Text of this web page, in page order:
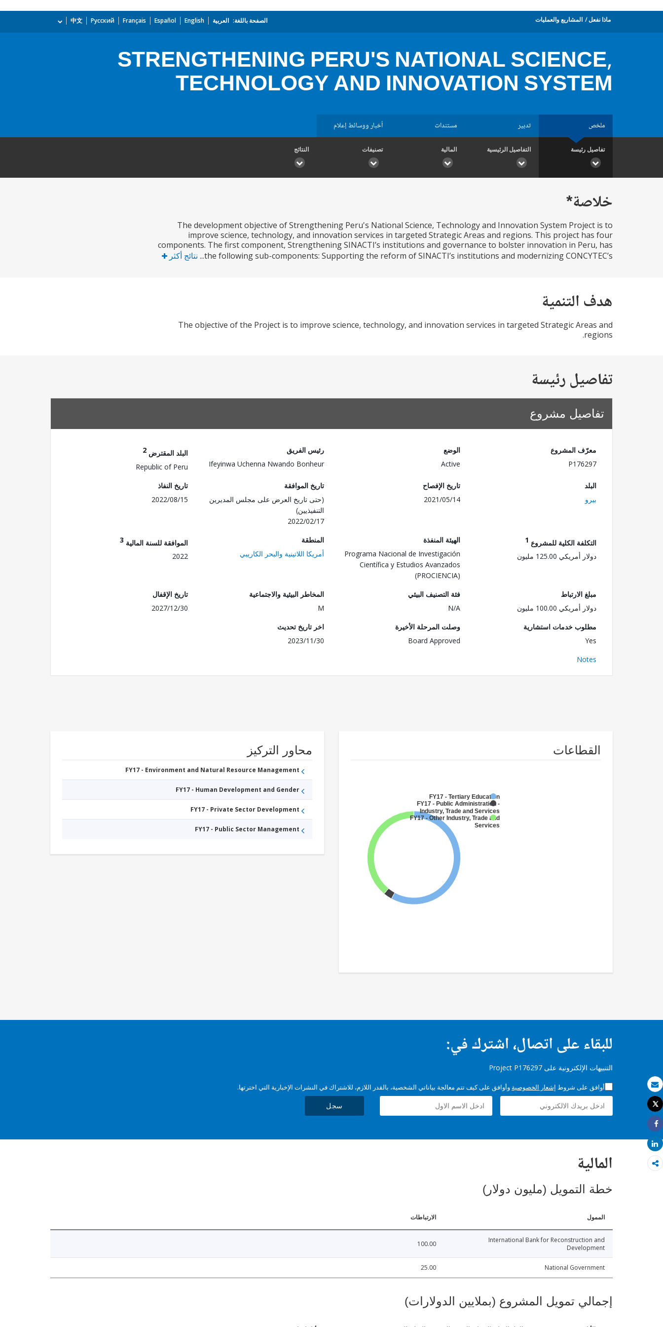
بريد الكتروني
طباعة
Tweet
Share
Share
ماذا نفعل المشاريع والعمليات الصفحة باللغة: العربية English
Español
Français
Русский
中文
STRENGTHENING PERU'S NATIONAL SCIENCE,
TECHNOLOGY AND INNOVATION SYSTEM
ملخص تدبير مستندات أخبار ووسائط إعلام
تفاصيل رئيسة التفاصيل الرئيسية المالية تصنيفات النتائج
خلاصة*
The development objective of Strengthening Peru's National Science, Technology and Innovation System Project is to
improve science, technology, and innovation services in targeted Strategic Areas and regions. This project has four
components. The first component, Strengthening SINACTI’s institutions and governance to bolster innovation in Peru, has
the following sub-components: Supporting the reform of SINACTI’s institutions and modernizing CONCYTEC’s...
نتائج أكثر
هدف التنمية
The objective of the Project is to improve science, technology, and innovation services in targeted Strategic Areas and
regions.
تفاصيل رئيسة
تفاصيل مشروع
معرّف المشروع
P176297
الوضع
Active
رئيس الفريق
Ifeyinwa Uchenna Nwando Bonheur
البلد المقترض 2
Republic of Peru
البلد
بيرو
تاريخ الإفصاح
2021/05/14
تاريخ الموافقة
(حتى تاريخ العرض على مجلس المديرين
التنفيذيين)
2022/02/17
تاريخ النفاذ
2022/08/15
التكلفة الكلية للمشروع 1
دولار أمريكي 125.00 مليون
الهيئة المنفذة
Programa Nacional de Investigación
Científica y Estudios Avanzados
(PROCIENCIA)
المنطقة
أمريكا اللاتينية والبحر الكاريبي
الموافقة للسنة المالية 3
2022
مبلغ الارتباط
دولار أمريكي 100.00 مليون
فئة التصنيف البيئي
N/A
المخاطر البيئية والاجتماعية
M
تاريخ الإقفال
2027/12/30
مطلوب خدمات استشارية
Yes
وصلت المرحلة الأخيرة
Board Approved
اخر تاريخ تحديث
2023/11/30
Notes
القطاعات
FY17 - Tertiary Education
FY17 - Public Administration -
Industry, Trade and Services
FY17 - Other Industry, Trade and
Services
محاور التركيز
FY17 - Environment and Natural Resource Management
FY17 - Human Development and Gender
FY17 - Private Sector Development
FY17 - Public Sector Management
للبقاء على اتصال، اشترك في:
التنبيهات الإلكترونية على Project P176297
أوافق على شروط إشعار الخصوصية وأوافق على كيف تتم معالجة بياناتي الشخصية، بالقدر اللازم، للاشتراك في النشرات الإخبارية التي اخترتها.
سجل
المالية
خطة التمويل (مليون دولار)
الممول الارتباطات
International Bank for Reconstruction and
Development
100.00
National Government
25.00
إجمالي تمويل المشروع (بملايين الدولارات)